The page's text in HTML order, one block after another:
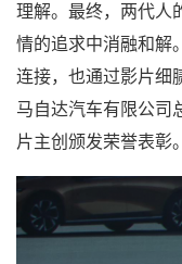
理解。最终，两代人
情的追求中消融和解
连接，也通过影片细
马自达汽车有限公司
片主创颁发荣誉表彰。